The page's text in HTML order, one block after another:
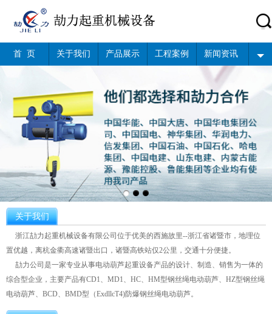
首 页 关于我们 产品展示 工程案例 新闻资讯
关于我们
浙江劼力起重机械设备有限公司位于优美的西施故里--浙江省诸暨市，地理位
置优越，离杭金衢高速诸暨出口，诸暨高铁站仅2公里，交通十分便捷。
劼力公司是一家专业从事电动葫芦起重设备产品的设计、制造、销售为一体的
综合型企业，主要产品有CD1、MD1、HC、HM型钢丝绳电动葫芦、HZ型钢丝绳
电动葫芦、BCD、BMD型（ExdllcT4)防爆钢丝绳电动葫芦。